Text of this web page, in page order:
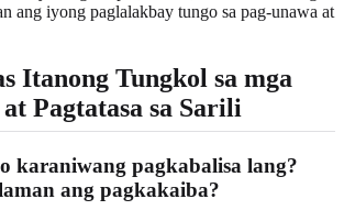
ang iyong paglalakbay tungo sa pag-unawa at
Itanong Tungkol sa mga
Pagtatasa sa Sarili
karaniwang pagkabalisa lang?
ang pagkakaiba?